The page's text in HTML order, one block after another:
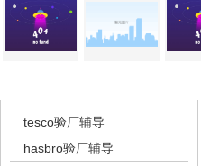
tesco验厂辅导
hasbro验厂辅导